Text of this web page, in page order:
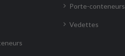
Porte-conteneurs
Vedettes